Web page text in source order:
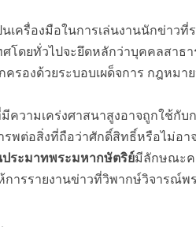
เครื่องมือในการเล่นงานนักข่าว
โดยทั่วไปจะยึดหลักว่าบุคคลสา
รองด้วยระบอบเผด็จการ กฎหมา
ความเคร่งศาสนาสูงอาจถูกใช้กับ
พต่อสิ่งที่ถือว่าศักดิ์สิทธิ์หรือไม่อา
ระมาทพระมหากษัตริย์มีลักษณะค
การรายงานข่าวที่วิพากษ์วิจารณ์